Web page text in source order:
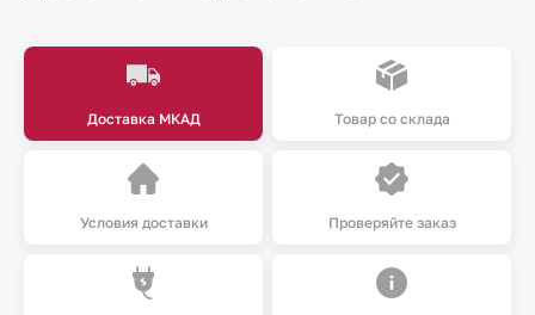
Доставка МКАД Товар со склада
Условия доставки Проверяйте заказ